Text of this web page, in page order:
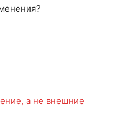
а не внешние